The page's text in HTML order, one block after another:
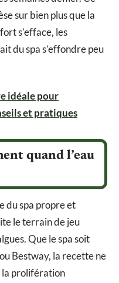
sur bien plus que la
s’efface, les
du spa s’effondre peu
idéale pour
et pratiques
quand l’eau
du spa propre et
le terrain de jeu
Que le spa soit
Bestway, la recette ne
la prolifération